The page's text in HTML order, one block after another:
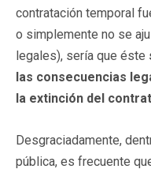
contratación temporal
o simplemente no se
legales), sería que éste
las consecuencias
la extinción del
Desgraciadamente,
pública, es frecuente